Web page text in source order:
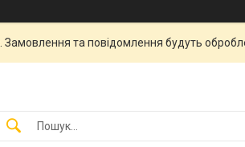
Замовлення та повідомлення будуть